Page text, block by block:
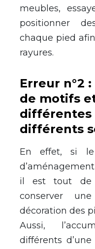
meubles,
positionner
chaque pied
rayures.
Erreur n°2
de motifs
différentes
différents
En effet, si
il est tout de
conserver
décoration des
Aussi,
différents